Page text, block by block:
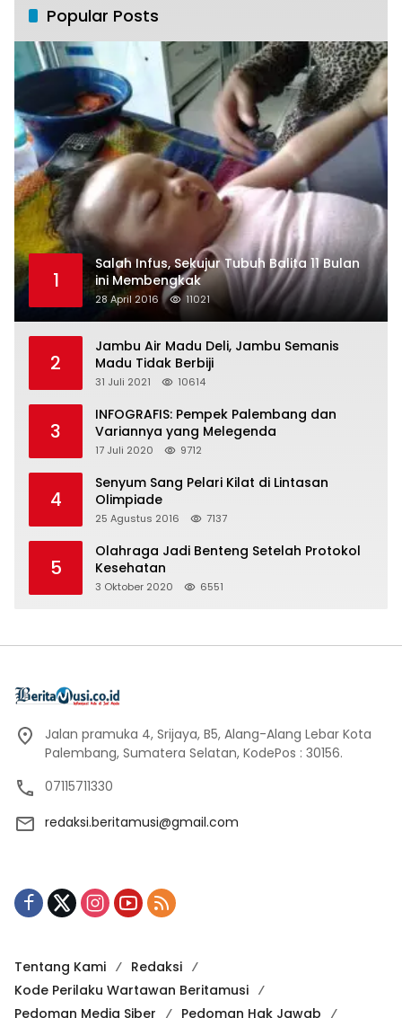
Popular Posts
1
Salah Infus, Sekujur Tubuh Balita 11 Bulan
ini Membengkak
28 April 2016 11021
2
Jambu Air Madu Deli, Jambu Semanis
Madu Tidak Berbiji
31 Juli 2021 10614
3
INFOGRAFIS: Pempek Palembang dan
Variannya yang Melegenda
17 Juli 2020 9712
4
Senyum Sang Pelari Kilat di Lintasan
Olimpiade
25 Agustus 2016 7137
5
Olahraga Jadi Benteng Setelah Protokol
Kesehatan
3 Oktober 2020 6551
Jalan pramuka 4, Srijaya, B5, Alang-Alang Lebar Kota
Palembang, Sumatera Selatan, KodePos : 30156.
07115711330
redaksi.beritamusi@gmail.com
Tentang Kami
Redaksi
Kode Perilaku Wartawan Beritamusi
Pedoman Media Siber
Pedoman Hak Jawab